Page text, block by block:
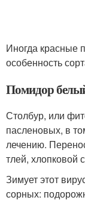
Иногда красные
особенность
Помидор
Столбур, или
пасленовых, в
лечению.
тлей, хлопковой
Зимует этот
сорных: